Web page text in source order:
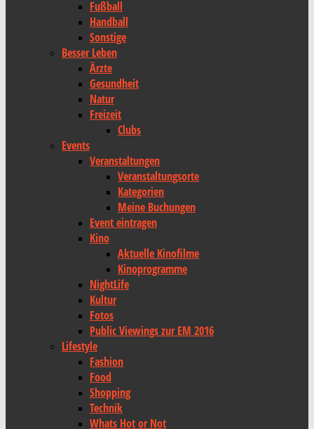
Fußball
Handball
Sonstige
Besser Leben
Ärzte
Gesundheit
Natur
Freizeit
Clubs
Events
Veranstaltungen
Veranstaltungsorte
Kategorien
Meine Buchungen
Event eintragen
Kino
Aktuelle Kinofilme
Kinoprogramme
NightLife
Kultur
Fotos
Public Viewings zur EM 2016
Lifestyle
Fashion
Food
Shopping
Technik
Whats Hot or Not